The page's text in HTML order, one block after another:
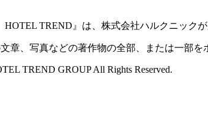
TREND』は、株式会社ハルクニック
章、写真などの著作物の全部、または一部
TREND GROUP All Rights Reserved.